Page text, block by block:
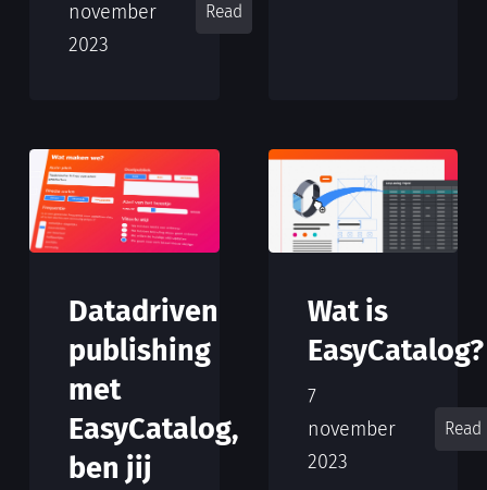
november
2023
Read
Datadriven
publishing
met
EasyCatalog,
ben jij
Wat is
EasyCatalog?
7
november
2023
Read